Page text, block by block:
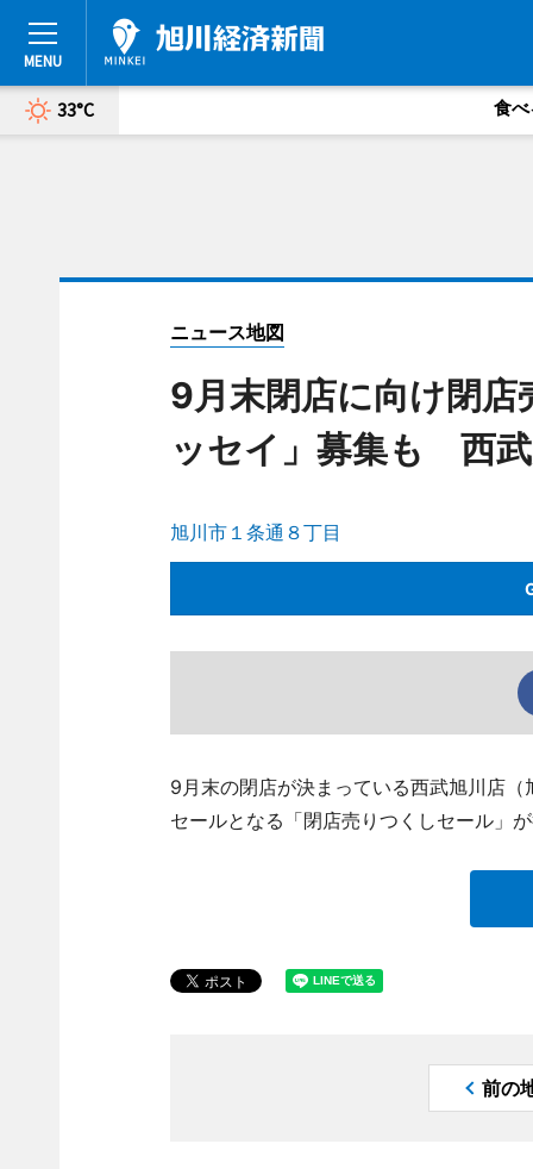
33°C 食べ
ニュース地図
9月末閉店に向け閉
ッセイ」募集も 西
旭川市１条通８丁目
9月末の閉店が決まっている西武旭川店
セールとなる「閉店売りつくしセール」
前の